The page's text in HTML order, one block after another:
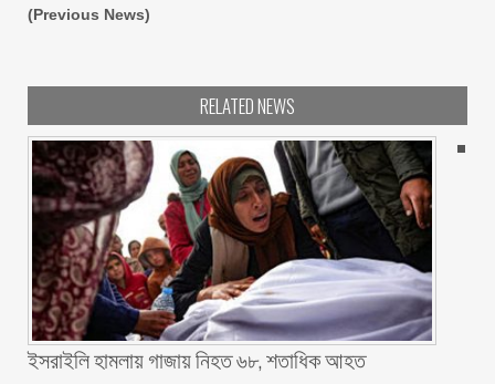
(Previous News)
RELATED NEWS
ইসরাইলি হামলায় গাজায় নিহত ৬৮, শতাধিক আহত